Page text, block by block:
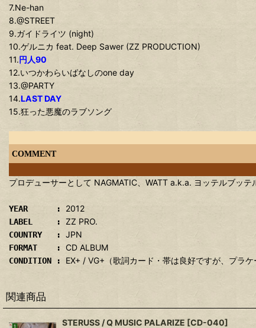
7.Ne-han
8.@STREET
9.ガイドライツ (night)
10.ゲルニカ feat. Deep Sawer (ZZ PRODUCTION)
11.円人90
12.いつかわらいばなしのone day
13.@PARTY
14.LAST DAY
15.狂った悪魔のラブソング
COMMENT
プロデューサーとして NAGMATIC、WATT a.k.a. ヨッテルブッテ
YEAR : 2012
LABEL : ZZ PRO.
COUNTRY : JPN
FORMAT : CD ALBUM
CONDITION : EX+ / VG+（歌詞カード・帯は良好ですが、プラケ
関連商品
STERUSS / Q MUSIC PALARIZE [CD-040]